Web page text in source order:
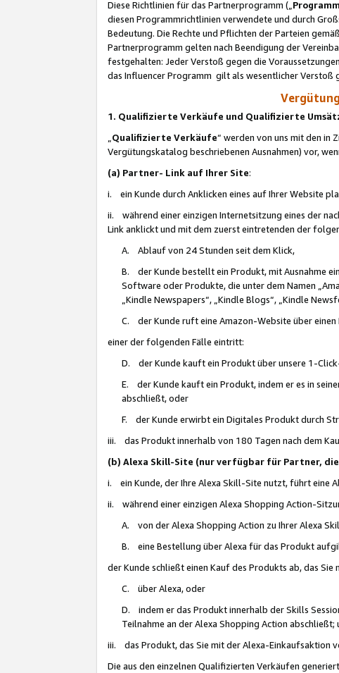
Diese Richtlinien für das Partnerprogramm („
diesen Programmrichtlinien verwendete und durch
Bedeutung. Die Rechte und Pflichten der Parteien
Partnerprogramm gelten nach Beendigung der
festgehalten: Jeder Verstoß gegen die
das Influencer Programm gilt als wesentlicher Verstoß
1. Qualifizierte Verkäufe und Qualifizierte
Qualifizierte Verkäufe“ werden von uns mit den in
Vergütungskatalog beschriebenen Ausnahmen) vor,
(a) Partner- Link auf Ihrer Site:
i. ein Kunde durch Anklicken eines auf Ihrer Website
ii. während einer einzigen Internetsitzung eines der
Link anklickt und mit dem zuerst eintretenden der
A. Ablauf von 24 Stunden seit dem Klick,
B. der Kunde bestellt ein Produkt, mit Ausnahme
Software oder Produkte, die unter dem Namen
„Kindle Newspapers“, „Kindle Blogs“, „Kindle
C. der Kunde ruft eine Amazon-Website über einen
einer der folgenden Fälle eintritt:
D. der Kunde kauft ein Produkt über unsere 1-
E. der Kunde kauft ein Produkt, indem er es in
abschließt, oder
F. der Kunde erwirbt ein Digitales Produkt durch
iii. das Produkt innerhalb von 180 Tagen nach dem
(b) Alexa Skill-Site (nur verfügbar für Partner,
i. ein Kunde, der Ihre Alexa Skill-Site nutzt, führt eine
ii. während einer einzigen Alexa Shopping Action-
A. von der Alexa Shopping Action zu Ihrer Alexa
B. eine Bestellung über Alexa für das Produkt
der Kunde schließt einen Kauf des Produkts ab, das
C. über Alexa, oder
D. indem er das Produkt innerhalb der Skills
Teilnahme an der Alexa Shopping Action abschließt;
iii. das Produkt, das Sie mit der Alexa-Einkaufsaktion
Die aus den einzelnen Qualifizierten Verkäufen